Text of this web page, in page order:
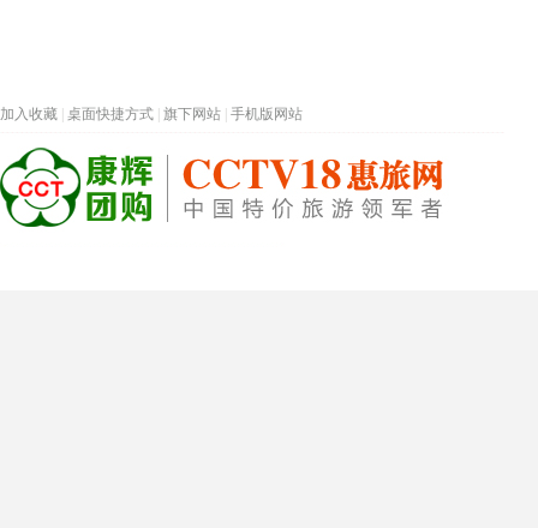
加入收藏 桌面快捷方式 旗下网站 手机版网站